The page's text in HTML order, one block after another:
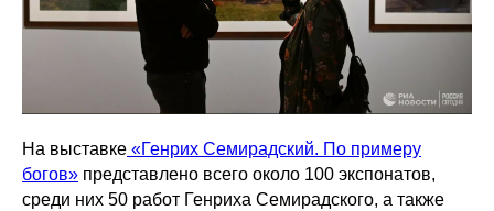
На выставке «Генрих Семирадский. По примеру
богов» представлено всего около 100 экспонатов,
среди них 50 работ Генриха Семирадского, а также